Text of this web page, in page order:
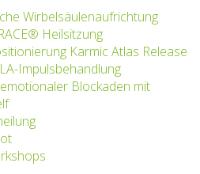
Wirbelsäulenaufrichtung
Heilsitzung
Karmic Atlas Release
Impulsbehandlung
Blockaden mit